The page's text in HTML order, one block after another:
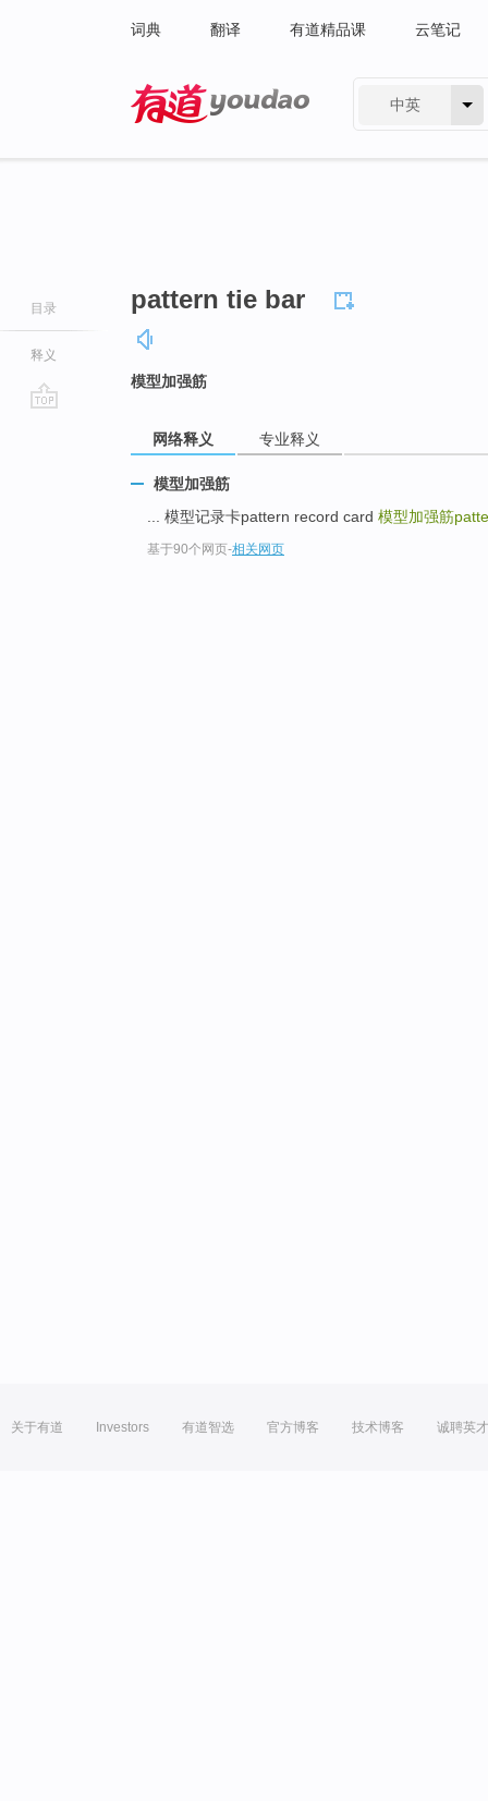
词典 翻译 有道精品课 云笔记
中英
目录
释义
pattern tie bar
模型加强筋
网络释义 专业释义
模型加强筋
... 模型记录卡pattern record card 模型加强筋
基于90个网页-相关网页
关于有道 Investors 有道智选 官方博客 技术博客 诚聘英才